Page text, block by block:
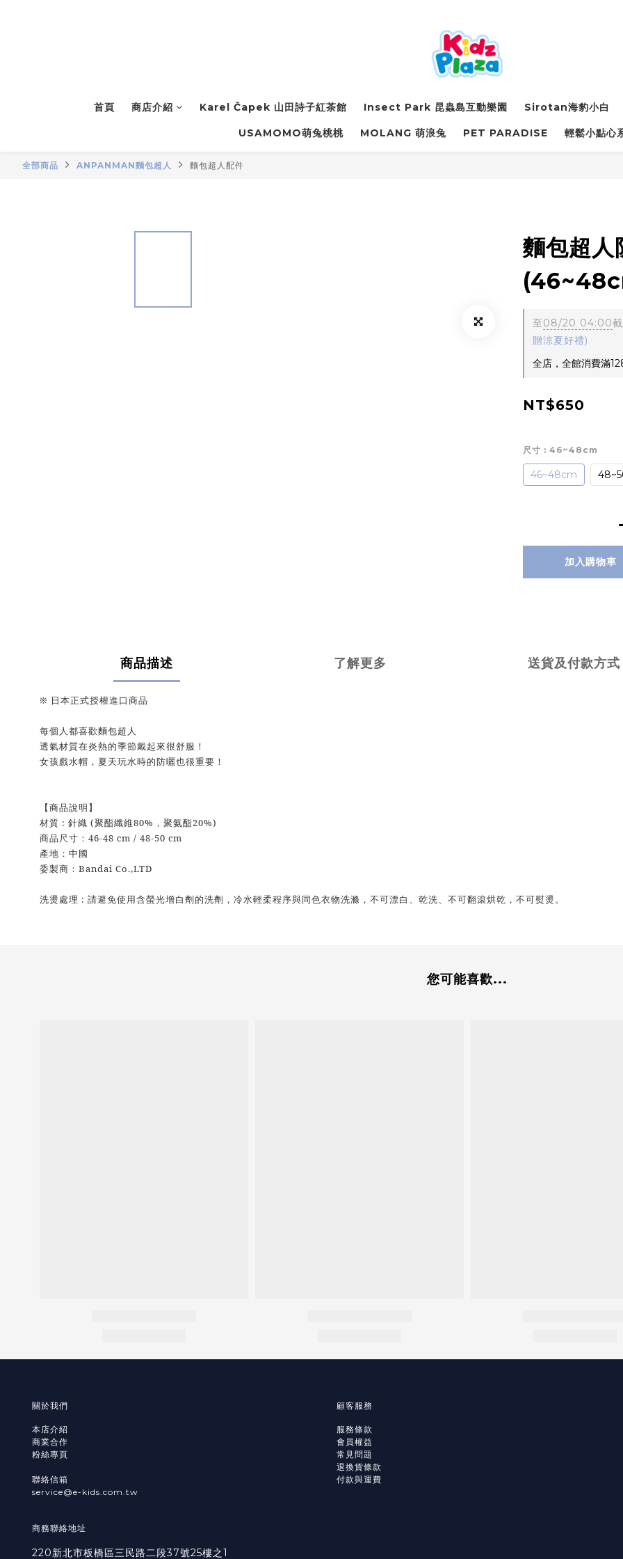
首頁 商店介紹 Karel Čapek 山田詩子紅茶館 Insect Park 昆蟲島互動樂園 Sirotan海豹小白
USAMOMO萌兔桃桃 MOLANG 萌浪兔 PET PARADISE 輕鬆小點心
全部商品 ANPANMAN麵包超人 麵包超人配件
麵包超人
至08/20 04:00
贈涼夏好禮)
全店，全館消費滿
NT$650
尺寸 : 46~48cm
46~48cm
加入購物車
商品描述 了解更多 送貨及付款方式
※ 日本正式授權進口商品
每個人都喜歡麵包超人
透氣材質在炎熱的季節戴起來很舒服！
女孩戲水帽，夏天玩水時的防曬也很重要！
【商品說明】
材質 : 針織 (聚酯纖維80%，聚氨酯20%)
商品尺寸：46-48 cm / 48-50 cm
產地：中國
委製商：Bandai Co.,LTD
洗燙處理 : 請避免使用含螢光增白劑的洗劑，冷水輕柔程序與同色衣物洗滌，不可漂白、乾洗、不可翻滾烘乾，不可熨燙。
您可能喜歡...
關於我們
本店介紹
商業合作
粉絲專頁
聯絡信箱
service@e-kids.com.tw
商務聯絡地址
220新北市板橋區三民路二段37號25樓之1
顧客服務
服務條款
會員權益
常見問題
退換貨條款
付款與運費